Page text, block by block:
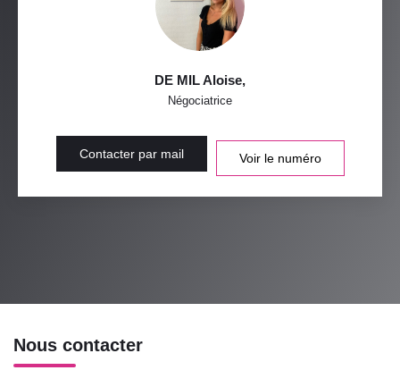
DE MIL Aloise,
Négociatrice
Contacter par mail Voir le numéro
Nous contacter